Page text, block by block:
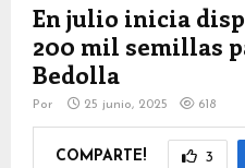
En julio inicia
200 mil semillas
Bedolla
Por 25 junio, 2025 618
COMPARTE! 3